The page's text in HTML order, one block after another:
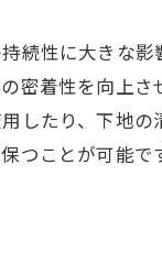
続性に大きな
密着性を向上さ
したり、下地の
つことが可能で